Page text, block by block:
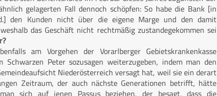
gelagerten Fall dennoch schöpfen: So habe die Bank [in
den Kunden nicht über die eigene Marge und den damit
das Geschäft nicht rechtmäßig zustandegekommen sei
am Vorgehen der Vorarlberger Gebietskrankenkasse
Peter sozusagen weiterzugeben, indem man den
Niederösterreich versagt hat, weil sie ein derart
Zeitraum, der auch nächste Generationen betrifft, hätte
sich auf jenen Passus beziehen, der besagt, dass die